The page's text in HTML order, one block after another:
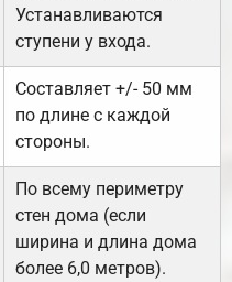
Устанавливаются
ступени у входа.
Составляет +/- 50 мм
по длине с каждой
стороны.
По всему периметру
стен дома (если
ширина и длина дома
более 6,0 метров).